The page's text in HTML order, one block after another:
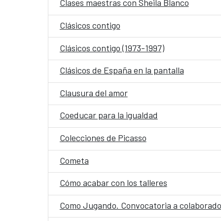
Clases maestras con Sheila Blanco
Clásicos contigo
Clásicos contigo (1973-1997)
Clásicos de España en la pantalla
Clausura del amor
Coeducar para la igualdad
Colecciones de Picasso
Cometa
Cómo acabar con los talleres
Como Jugando. Convocatoria a